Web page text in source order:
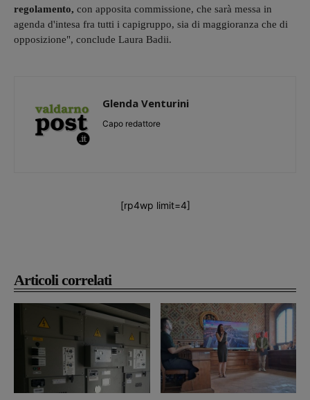
Articoli correlati
regolamento, con apposita commissione, che sarà messa in
agenda d'intesa fra tutti i capigruppo, sia di maggioranza che di
opposizione", conclude Laura Badii.
Glenda Venturini
Capo redattore
[rp4wp limit=4]